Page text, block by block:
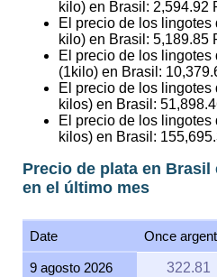
kilo) en Brasil: 2,594.92
El precio de los lingotes
kilo) en Brasil: 5,189.85
El precio de los lingotes
(1kilo) en Brasil:
El precio de los lingotes
kilos) en Brasil:
El precio de los
kilos) en Brasil:
Precio de plata en
en el último mes
Date Once argent
9 agosto 2026 322.81